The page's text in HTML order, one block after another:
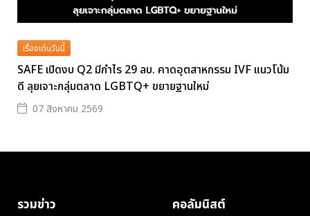
เรื่องเด่นวันนี้
SAFE เปิดงบ Q2 มีกำไร 29 ลบ. คาดอุตสาหกรรม IVF แนวโน้ม
ดี ลุยเจาะกลุ่มตลาด LGBTQ+ ขยายฐานใหม่
07 สิงหาคม 2569
รวมข่าว คอลัมนิสต์